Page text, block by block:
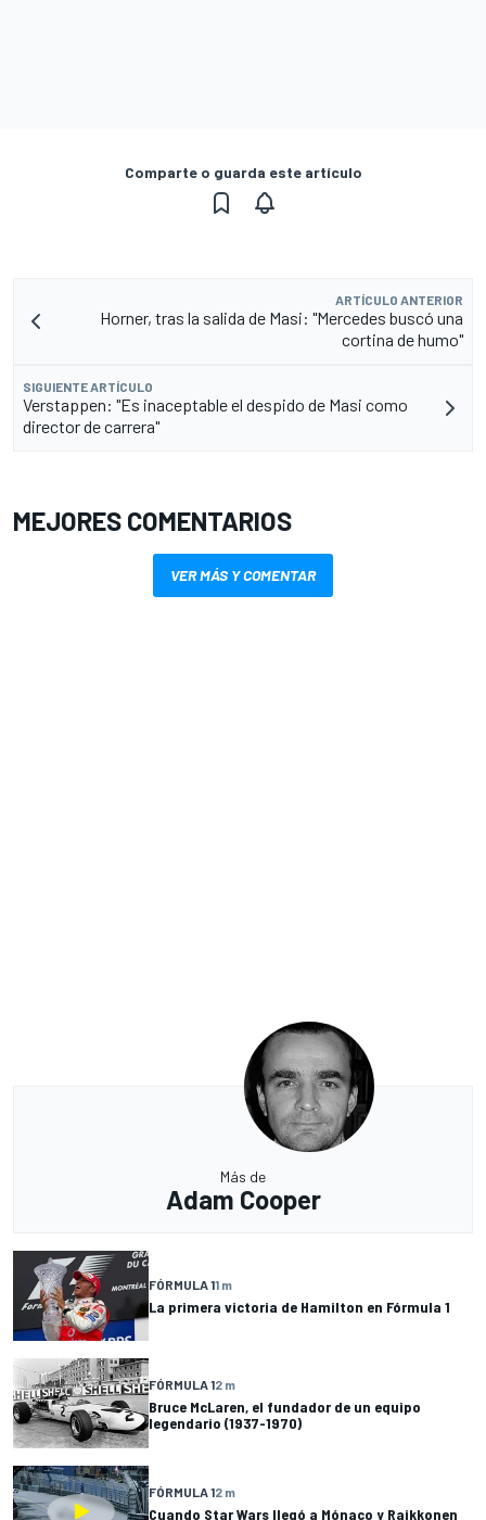
Comparte o guarda este artículo
ARTÍCULO ANTERIOR
Horner, tras la salida de Masi: "Mercedes buscó una
cortina de humo"
SIGUIENTE ARTÍCULO
Verstappen: "Es inaceptable el despido de Masi como
director de carrera"
MEJORES COMENTARIOS
VER MÁS Y COMENTAR
Más de
Adam Cooper
FÓRMULA 11 m
La primera victoria de Hamilton en Fórmula 1
FÓRMULA 12 m
Bruce McLaren, el fundador de un equipo
legendario (1937-1970)
FÓRMULA 12 m
Cuando Star Wars llegó a Mónaco y Raikkonen